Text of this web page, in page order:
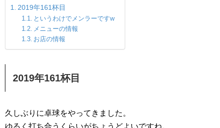
2019年161杯目
というわけでメンラーですw
メニューの情報
お店の情報
2019年161杯目
久しぶりに卓球をやってきました。
ゆるく打ち合うくらいがちょうどよいですね。